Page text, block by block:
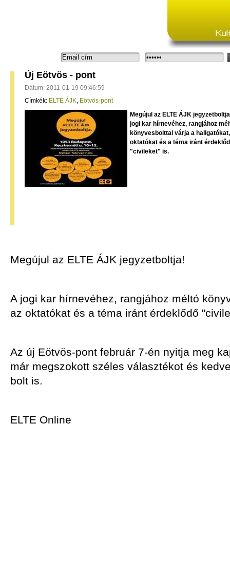
Új Eötvös - pont
Dátum: 2011-01-19 09:46:59
Címkék: ELTE ÁJK, Eötvös-pont
Megújul az ELTE ÁJK
jogi kar hírnevéhez, rangjához
könyvesbolttal várja a
oktatókat és a téma iránt
"civileket" is.
Megújul az ELTE ÁJK jegyzetboltja!
A jogi kar hírnevéhez, rangjához méltó
az oktatókat és a téma iránt érdeklődő
Az új Eötvös-pont február 7-én nyitja meg
már megszokott széles választékot és
bolt is.
ELTE Online